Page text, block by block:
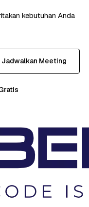
kebutuhan Anda
Jadwalkan Meeting